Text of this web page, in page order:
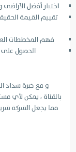
اختيار أفضل
تقييم القيمة
فهم المخططات
الحصول على
و مع خبرة سداد
بالقناة ، يمكن لأي
مما يجعل الشركة